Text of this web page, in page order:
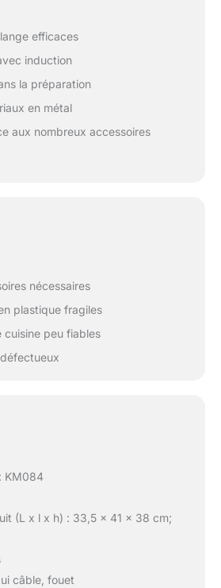
efficaces
induction
la préparation
en métal
aux nombreux accessoires
nécessaires
plastique fragiles
peu fiables
KM084
(L x l x h) : 33,5 x 41 x 38 cm;
câble, fouet